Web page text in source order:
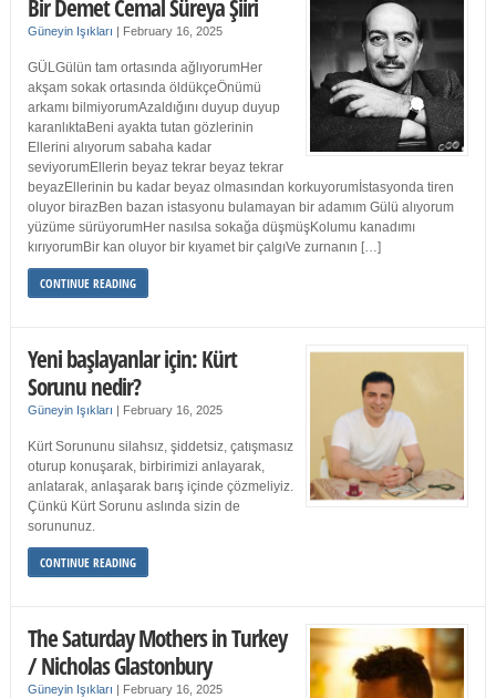
Bir Demet Cemal Süreya Şiiri
Güneyin Işıkları | February 16, 2025
GÜLGülün tam ortasında ağlıyorumHer
akşam sokak ortasında öldükçeÖnümü
arkamı bilmiyorumAzaldığını duyup duyup
karanlıktaBeni ayakta tutan gözlerinin
Ellerini alıyorum sabaha kadar
seviyorumEllerin beyaz tekrar beyaz tekrar
beyazEllerinin bu kadar beyaz olmasından korkuyorumİstasyonda tiren
oluyor birazBen bazan istasyonu bulamayan bir adamım Gülü alıyorum
yüzüme sürüyorumHer nasılsa sokağa düşmüşKolumu kanadımı
kırıyorumBir kan oluyor bir kıyamet bir çalgıVe zurnanın […]
CONTINUE READING
Yeni başlayanlar için: Kürt
Sorunu nedir?
Güneyin Işıkları | February 16, 2025
Kürt Sorununu silahsız, şiddetsiz, çatışmasız
oturup konuşarak, birbirimizi anlayarak,
anlatarak, anlaşarak barış içinde çözmeliyiz.
Çünkü Kürt Sorunu aslında sizin de
sorununuz.
CONTINUE READING
The Saturday Mothers in Turkey
/ Nicholas Glastonbury
Güneyin Işıkları | February 16, 2025